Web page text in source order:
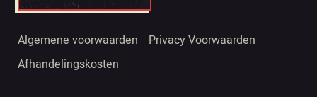
Algemene voorwaarden
Privacy Voorwaarden
Afhandelingskosten